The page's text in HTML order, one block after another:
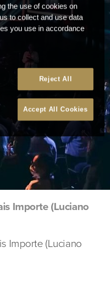
Importe (Luciano
Importe (Luciano
the use of cookies on
to collect and use data
you use in accordance
Reject All
Accept All Cookies